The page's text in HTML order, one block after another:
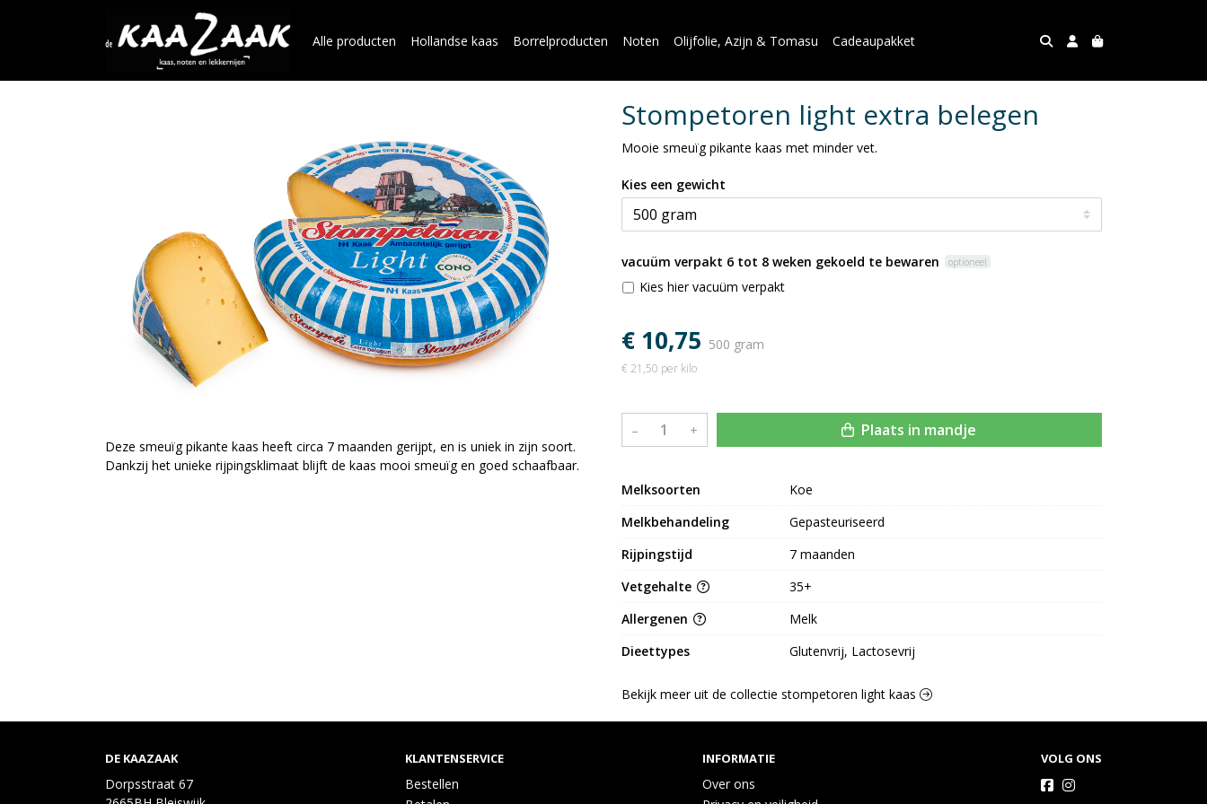
Alle producten Hollandse kaas Borrelproducten Noten Olijfolie, Azijn & Tomasu Cadeaupakket
Deze smeuïg pikante kaas heeft circa 7 maanden gerijpt, en is uniek in zijn soort.
Dankzij het unieke rijpingsklimaat blijft de kaas mooi smeuïg en goed schaafbaar.
Stompetoren light extra belegen
Mooie smeuïg pikante kaas met minder vet.
Kies een gewicht
vacuüm verpakt 6 tot 8 weken gekoeld te bewaren optioneel
Kies hier vacuüm verpakt
€ 10,75 500 gram
€ 21,50 per kilo
– + Plaats in mandje
Melksoorten
Koe
Melkbehandeling
Gepasteuriseerd
Rijpingstijd
7 maanden
Vetgehalte
35+
Allergenen
Melk
Dieettypes
Glutenvrij, Lactosevrij
Bekijk meer uit de collectie stompetoren light kaas
DE KAAZAAK
Dorpsstraat 67
KLANTENSERVICE
Bestellen
INFORMATIE
Over ons
VOLG ONS